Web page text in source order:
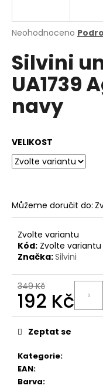
Průměrné
produktu
je
0,0
z
5
hvězdiček.
Neohodnoceno
Silvini
UA1739
navy
VELIKOST
Můžeme doručit do:
Zvolte variantu
Kód: Zvolte variantu
Značka:Silvini
349 Kč
192 Kč
Měrná
cena:
Kategorie:
EAN:
Barva:
Zeptat se
j
t
?
o
p
u
č
u
m
e